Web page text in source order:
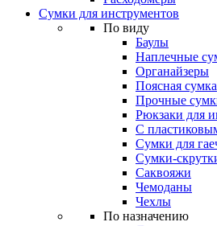
Сумки для инструментов
По виду
Баулы
Наплечные
Органайзеры
Поясная сумка
Прочные
Рюкзаки для
С
Сумки для
Сумки-
Саквояжи
Чемоданы
Чехлы
По назначению